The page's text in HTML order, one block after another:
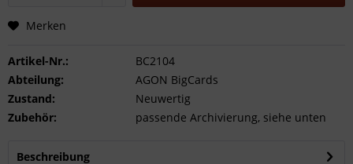
Merken
Artikel-Nr.:
BC2104
Abteilung:
AGON BigCards
Zustand:
Neuwertig
Zubehör:
passende Archivierung, siehe unten
Beschreibung